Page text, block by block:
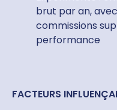
brut par an,
commissions
performance
FACTEURS